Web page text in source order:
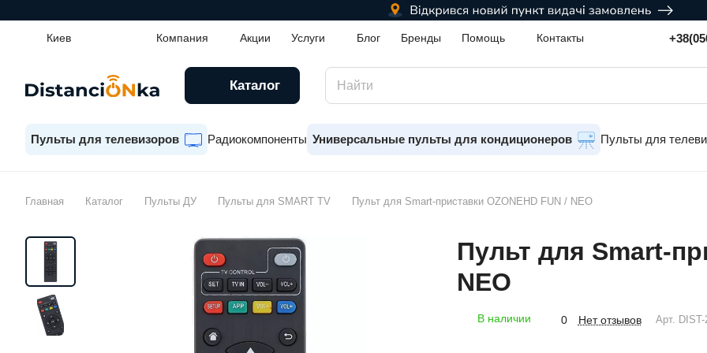
Киев Компания Акции Услуги Блог Бренды Помощь Контакты
Каталог
Пульты для телевизоров Радиокомпоненты Универсальные пульты для кондиционеров Пульты для
Главная Каталог Пульты ДУ Пульты для SMART TV Пульт для Smart-приставки OZONEHD FUN / NEO
Пульт для Smart-
NEO
В наличии 0 Нет отзывов Арт.